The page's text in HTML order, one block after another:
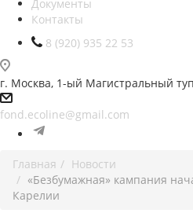
Документы
Контакты
8 (920) 935 22 53
г. Москва, 1-ый Магистральный
fond.ecoline@gmail.com
Главная
Новости
«Безбумажная» кампания
Карелии